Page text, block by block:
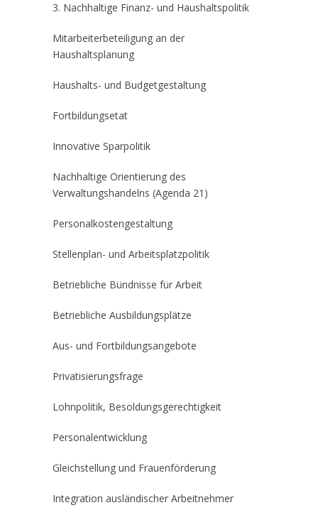
3. Nachhaltige Finanz- und Haushaltspolitik
Mitarbeiterbeteiligung an der
Haushaltsplanung
Haushalts- und Budgetgestaltung
Fortbildungsetat
Innovative Sparpolitik
Nachhaltige Orientierung des
Verwaltungshandelns (Agenda 21)
Personalkostengestaltung
Stellenplan- und Arbeitsplatzpolitik
Betriebliche Bündnisse für Arbeit
Betriebliche Ausbildungsplätze
Aus- und Fortbildungsangebote
Privatisierungsfrage
Lohnpolitik, Besoldungsgerechtigkeit
Personalentwicklung
Gleichstellung und Frauenförderung
Integration ausländischer Arbeitnehmer